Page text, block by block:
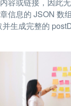
信息的 JSON 数
生成完整的